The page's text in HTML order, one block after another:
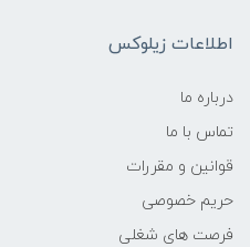
اطلاعات زیلوکس
درباره ما
تماس با ما
قوانین و مقررات
حریم خصوصی
فرصت های شغلی